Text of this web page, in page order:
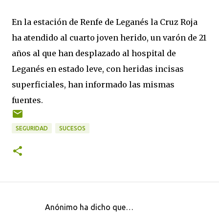
En la estación de Renfe de Leganés la Cruz Roja
ha atendido al cuarto joven herido, un varón de 21
años al que han desplazado al hospital de
Leganés en estado leve, con heridas incisas
superficiales, han informado las mismas
fuentes.
SEGURIDAD SUCESOS
Anónimo ha dicho que…